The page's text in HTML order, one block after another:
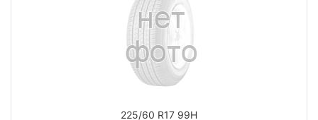
225/60 R17 99H